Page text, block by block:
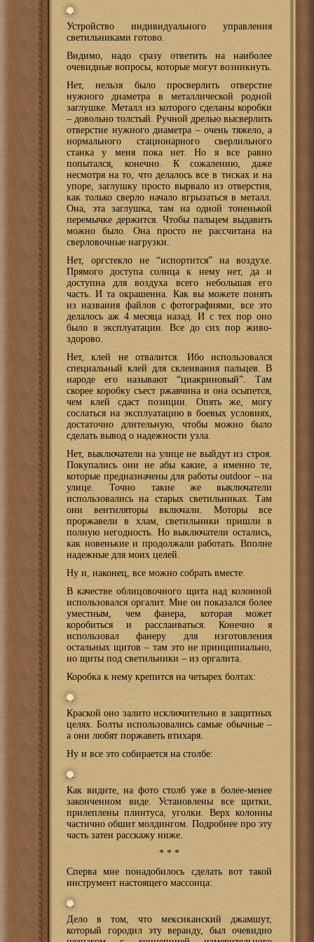
Устройство индивидуального управления
светильниками готово.
Видимо, надо сразу ответить на наиболее
очевидные вопросы, которые могут возникнуть.
Нет, нельзя было просверлить отверстие
нужного диаметра в металлической родной
заглушке. Металл из которого сделаны коробки
– довольно толстый. Ручной дрелью высверлить
отверстие нужного диаметра – очень тяжело, а
нормального стационарного сверлильного
станка у меня пока нет. Но я все равно
попытался, конечно. К сожалению, даже
несмотря на то, что делалось все в тисках и на
упоре, заглушку просто вырвало из отверстия,
как только сверло начало вгрызаться в металл.
Она, эта заглушка, там на одной тоненькой
перемычке держится. Чтобы пальцем выдавить
можно было. Она просто не рассчитана на
сверловочные нагрузки.
Нет, оргстекло не “испортится” на воздухе.
Прямого доступа солнца к нему нет, да и
доступна для воздуха всего небольшая его
часть. И та окрашенна. Как вы можете понять
из названия файлов с фотографиями, все это
делалось аж 4 месяца назад. И с тех пор оно
было в эксплуатации. Все до сих пор живо-
здорово.
Нет, клей не отвалится. Ибо использовался
специальный клей для склеивания пальцев. В
народе его называют “циакриновый”. Там
скорее коробку съест ржавчина и она осыпется,
чем клей сдаст позиции. Опять же, могу
сослаться на эксплуатацию в боевых условиях,
достаточно длительную, чтобы можно было
сделать вывод о надежности узла.
Нет, выключатели на улице не выйдут из строя.
Покупались они не абы какие, а именно те,
которые предназначены для работы outdoor – на
улице. Точно такие же выключатели
использовались на старых светильниках. Там
они вентиляторы включали. Моторы все
проржавели в хлам, светильники пришли в
полную негодность. Но выключатели остались,
как новенькие и продолжали работать. Вполне
надежные для моих целей.
Ну и, наконец, все можно собрать вместе.
В качестве облицовочного щита над колонной
использовался оргалит. Мне он показался более
уместным, чем фанера, которая может
коробиться и расслаиваться. Конечно я
использовал фанеру для изготовления
остальных щитов – там это не принципиально,
но щиты под светильники – из оргалита.
Коробка к нему крепится на четырех болтах:
Краской оно залито исключительно в защитных
целях. Болты использовались самые обычные –
а они любят поржаветь втихаря.
Ну и все это собирается на столбе:
Как видите, на фото столб уже в более-менее
законченном виде. Установлены все щитки,
прилеплены плинтуса, уголки. Верх колонны
частично обшит молдингом. Подробнее про эту
часть затеи расскажу ниже.
* * *
Сперва мне понадобилось сделать вот такой
инструмент настоящего массонца:
Дело в том, что мексиканский джамшут,
который городил эту веранду, был очевидно